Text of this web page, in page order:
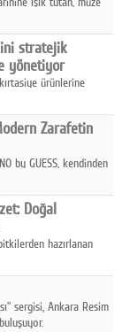
özel müzayedede
stratejik
yönetiyor
ürünlerine
bir biçimde
Zarafetin
by GUESS, kendinden
Doğal
hazırlanan
sergisi, Ankara Resim